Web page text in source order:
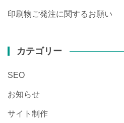
印刷物ご発注に関するお願い
カテゴリー
SEO
お知らせ
サイト制作